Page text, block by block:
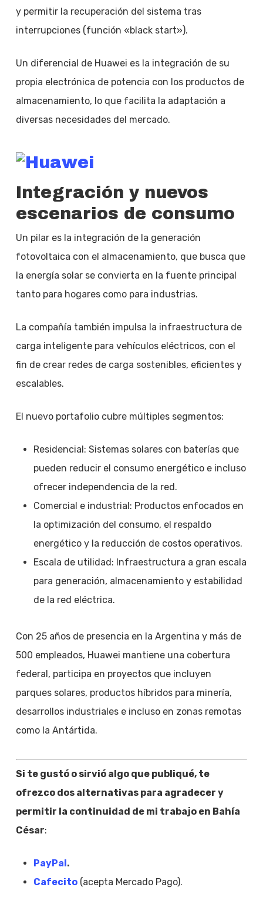
y permitir la recuperación del sistema tras
interrupciones (función «black start»).
Un diferencial de Huawei es la integración de su
propia electrónica de potencia con los productos de
almacenamiento, lo que facilita la adaptación a
diversas necesidades del mercado.
Integración y nuevos
escenarios de consumo
Un pilar es la integración de la generación
fotovoltaica con el almacenamiento, que busca que
la energía solar se convierta en la fuente principal
tanto para hogares como para industrias.
La compañía también impulsa la infraestructura de
carga inteligente para vehículos eléctricos, con el
fin de crear redes de carga sostenibles, eficientes y
escalables.
El nuevo portafolio cubre múltiples segmentos:
Residencial: Sistemas solares con baterías que
pueden reducir el consumo energético e incluso
ofrecer independencia de la red.
Comercial e industrial: Productos enfocados en
la optimización del consumo, el respaldo
energético y la reducción de costos operativos.
Escala de utilidad: Infraestructura a gran escala
para generación, almacenamiento y estabilidad
de la red eléctrica.
Con 25 años de presencia en la Argentina y más de
500 empleados, Huawei mantiene una cobertura
federal, participa en proyectos que incluyen
parques solares, productos híbridos para minería,
desarrollos industriales e incluso en zonas remotas
como la Antártida.
Si te gustó o sirvió algo que publiqué, te
ofrezco dos alternativas para agradecer y
permitir la continuidad de mi trabajo en Bahía
César:
PayPal.
Cafecito(acepta Mercado Pago).